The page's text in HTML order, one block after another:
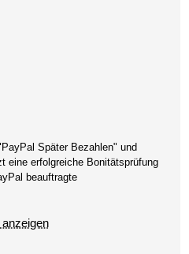
Später Bezahlen" und
eine erfolgreiche Bonitätsprüfung
beauftragte